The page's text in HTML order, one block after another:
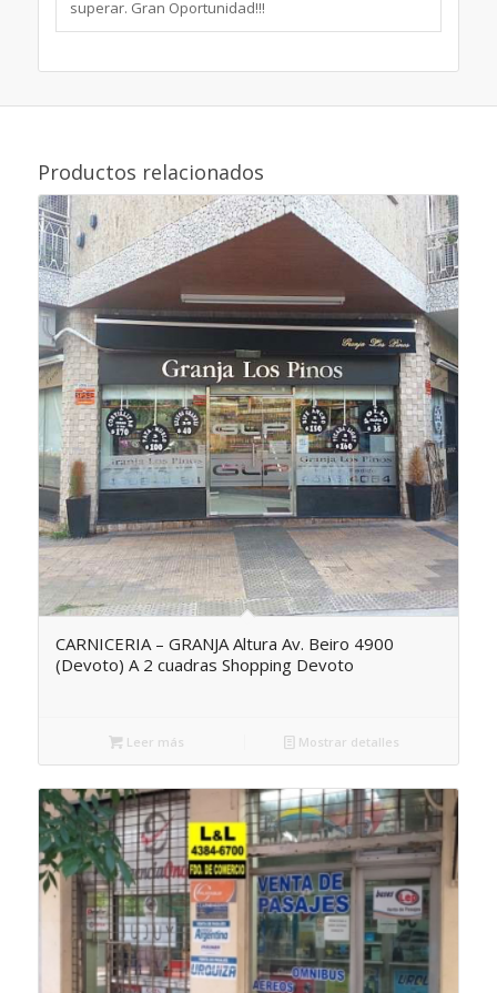
superar. Gran Oportunidad!!!
Productos relacionados
CARNICERIA – GRANJA Altura Av. Beiro 4900
(Devoto) A 2 cuadras Shopping Devoto
Leer más Mostrar detalles